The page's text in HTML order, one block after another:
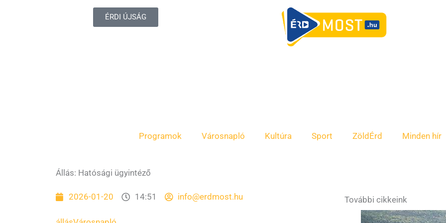
ÉRDI ÚJSÁG
Programok Városnapló Kultúra Sport ZöldÉrd Minden hír
Állás: Hatósági ügyintéző
2026-01-20 14:51 info@erdmost.hu További cikkeink